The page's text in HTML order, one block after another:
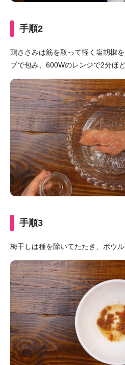
手順2
鶏ささみは筋を取って軽く塩胡椒
プで包み、600Wのレンジで2分ほ
手順3
梅干しは種を除いてたたき、ボウ